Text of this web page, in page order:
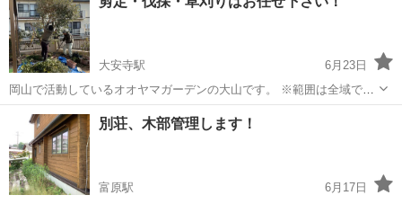
で、庭木の剪定・伐採・草刈りを行っています。 丁寧な作業と、相談
しやすい対応を心掛けています。 ...
大安寺駅
6月23日
岡山で活動しているオオヤマガーデンの大山です。 ※範囲は全域です
が、場所によっては出張費をいただく場合がございます。 地域密着
で、庭木の剪定・伐採・草刈りを行っています。 丁寧な作業と、相談
しやすい対応を心掛けています。 ...
岡山 岡山市 大安寺駅 剪定/造園
別荘、木部管理します！
富原駅
6月17日